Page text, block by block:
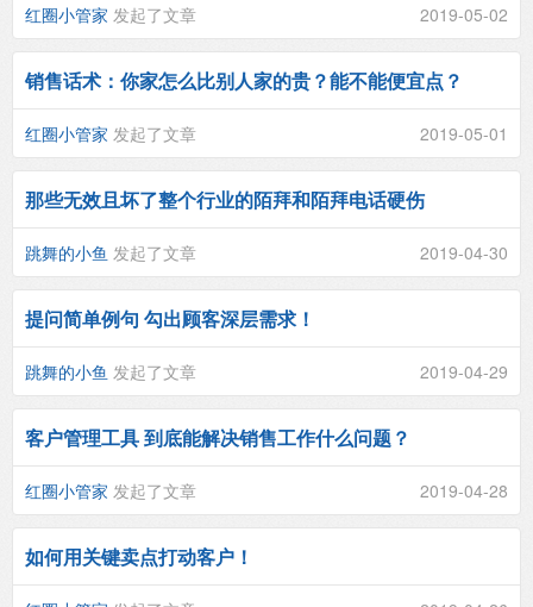
红圈小管家 发起了文章 2019-05-02
销售话术：你家怎么比别人家的贵？能不能便宜点？
红圈小管家 发起了文章 2019-05-01
那些无效且坏了整个行业的陌拜和陌拜电话硬伤
跳舞的小鱼 发起了文章 2019-04-30
提问简单例句 勾出顾客深层需求！
跳舞的小鱼 发起了文章 2019-04-29
客户管理工具 到底能解决销售工作什么问题？
红圈小管家 发起了文章 2019-04-28
如何用关键卖点打动客户！